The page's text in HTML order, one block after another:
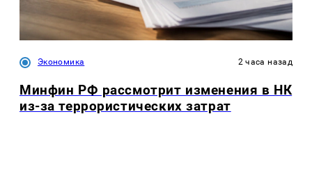
Экономика 2 часа назад
Минфин РФ рассмотрит изменения в НК
из-за террористических затрат